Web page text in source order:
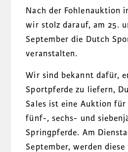
Nach der Fohlenauktion
wir stolz darauf, am 25.
September die Dutch
veranstalten.
Wir sind bekannt dafür,
Sportpferde zu liefern,
Sales ist eine Auktion
fünf-, sechs- und
Springpferde. Am
September, werden diese